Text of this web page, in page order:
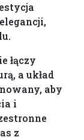
łączy
a układ
aby
i
z